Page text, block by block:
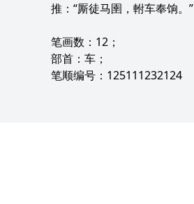
推：“厮徒马圉，軵车奉饷。”
笔画数：12；
部首：车；
笔顺编号：125111232124